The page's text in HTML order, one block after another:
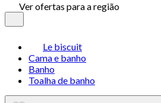
Ver ofertas para a região
Le biscuit
Cama e banho
Banho
Toalha de banho